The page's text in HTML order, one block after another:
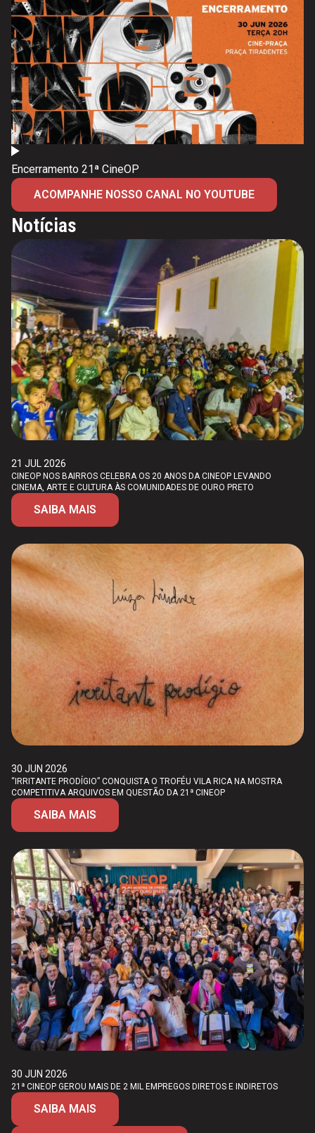
Encerramento 21ª CineOP
ACOMPANHE NOSSO CANAL NO YOUTUBE
Notícias
21 JUL 2026
CINEOP NOS BAIRROS CELEBRA OS 20 ANOS DA CINEOP LEVANDO
CINEMA, ARTE E CULTURA ÀS COMUNIDADES DE OURO PRETO
SAIBA MAIS
30 JUN 2026
“IRRITANTE PRODÍGIO” CONQUISTA O TROFÉU VILA RICA NA MOSTRA
COMPETITIVA ARQUIVOS EM QUESTÃO DA 21ª CINEOP
SAIBA MAIS
30 JUN 2026
21ª CINEOP GEROU MAIS DE 2 MIL EMPREGOS DIRETOS E INDIRETOS
SAIBA MAIS